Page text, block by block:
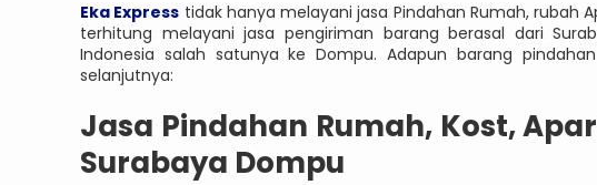
Eka Express tidak hanya melayani jasa Pindahan Rumah, rubah
terhitung melayani jasa pengiriman barang berasal dari
Indonesia salah satunya ke Dompu. Adapun barang
selanjutnya:
Jasa Pindahan Rumah, Kost,
Surabaya Dompu